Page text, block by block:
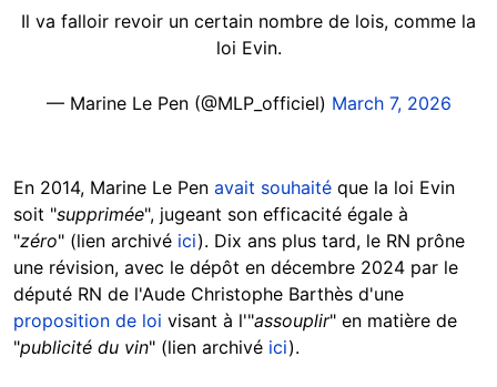
Il va falloir revoir un certain nombre de lois, comme la
loi Evin.
— Marine Le Pen (@MLP_officiel) March 7, 2026
En 2014, Marine Le Pen avait souhaité que la loi Evin
soit "supprimée", jugeant son efficacité égale à
"zéro" (lien archivé ici). Dix ans plus tard, le RN prône
une révision, avec le dépôt en décembre 2024 par le
député RN de l'Aude Christophe Barthès d'une
proposition de loi visant à l'"assouplir" en matière de
"publicité du vin" (lien archivé ici).